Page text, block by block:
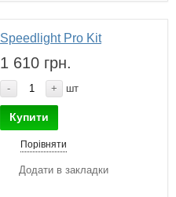
Speedlight Pro Kit
1 610 грн.
- + шт
Купити
Порівняти
Додати в закладки